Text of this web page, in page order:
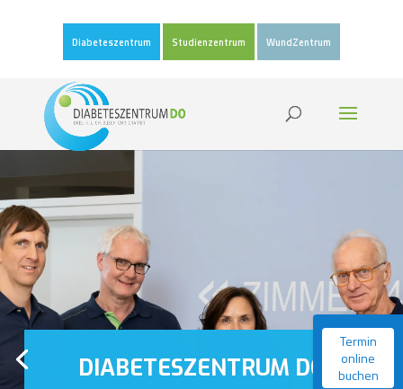
Termin
online
buchen
Diabeteszentrum Studienzentrum WundZentrum
DIABETESZENTRUM DO